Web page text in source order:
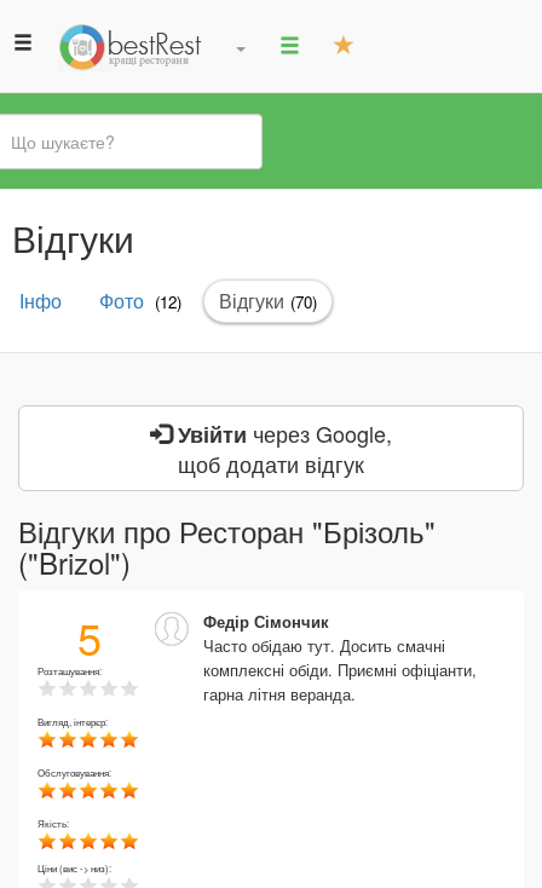
Ви
єВідгуки
Первинні
Інфо Фото (12) Відгуки (активна
вкладка)
(70)
Увійти через Google,
щоб додати відгук
Відгуки про Ресторан "Брізоль"
("Brizol")
5
Розташування:
Вигляд, інтерєр:
Обслуговування:
Якість:
Ціни (вис -> низ):
Федір Сімончик
Часто обідаю тут. Досить смачні
комплексні обіди. Приємні офіціанти,
гарна літня веранда.